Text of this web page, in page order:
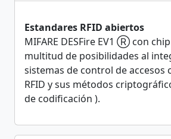
Estandares RFID abiertos
MIFARE DESFire EV1 Ⓡ con
multitud de posibilidades al
sistemas de control de accesos
RFID y sus métodos
de codificación ).